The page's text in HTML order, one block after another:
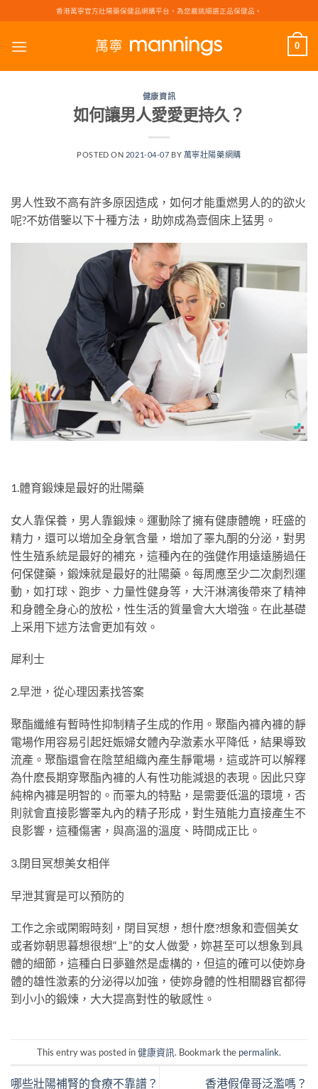
to
content
香港萬寧官方壯陽藥保健品網購平台，為您嚴挑細選正品保健品。
0
健康資訊
如何讓男人愛愛更持久？
POSTED ON 2021-04-07 BY 萬寧壯陽藥網購
男人性致不高有許多原因造成，如何才能重燃男人的的欲火
呢?不妨借鑒以下十種方法，助妳成為壹個床上猛男。
1.體育鍛煉是最好的壯陽藥
女人靠保養，男人靠鍛煉。運動除了擁有健康體魄，旺盛的
精力，還可以增加全身氧含量，增加了睪丸酮的分泌，對男
性生殖系統是最好的補充，這種內在的強健作用遠遠勝過任
何保健藥，鍛煉就是最好的壯陽藥。每周應至少二次劇烈運
動，如打球、跑步、力量性健身等，大汗淋漓後帶來了精神
和身體全身心的放松，性生活的質量會大大增強。在此基礎
上采用下述方法會更加有效。
犀利士
2.早泄，從心理因素找答案
聚酯纖維有暫時性抑制精子生成的作用。聚酯內褲內褲的靜
電場作用容易引起妊娠婦女體內孕激素水平降低，結果導致
流產。聚酯還會在陰莖組織內產生靜電場，這或許可以解釋
為什麽長期穿聚酯內褲的人有性功能減退的表現。因此只穿
純棉內褲是明智的。而睪丸的特點，是需要低溫的環境，否
則就會直接影響睪丸內的精子形成，對生殖能力直接產生不
良影響，這種傷害，與高溫的溫度、時間成正比。
3.閉目冥想美女相伴
早泄其實是可以預防的
工作之余或閑暇時刻，閉目冥想，想什麽?想象和壹個美女
或者妳朝思暮想很想“上”的女人做愛，妳甚至可以想象到具
體的細節，這種白日夢雖然是虛構的，但這的確可以使妳身
體的雄性激素的分泌得以加強，使妳身體的性相關器官都得
到小小的鍛煉，大大提高對性的敏感性。
This entry was posted in健康資訊. Bookmark the permalink.
哪些壯陽補腎的食療不靠譜？ 香港假偉哥泛濫嗎？